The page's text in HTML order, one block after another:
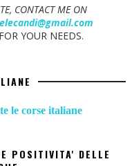
CONTACT ME ON
YOUR NEEDS.
le corse italiane
POSITIVITA' DELLE